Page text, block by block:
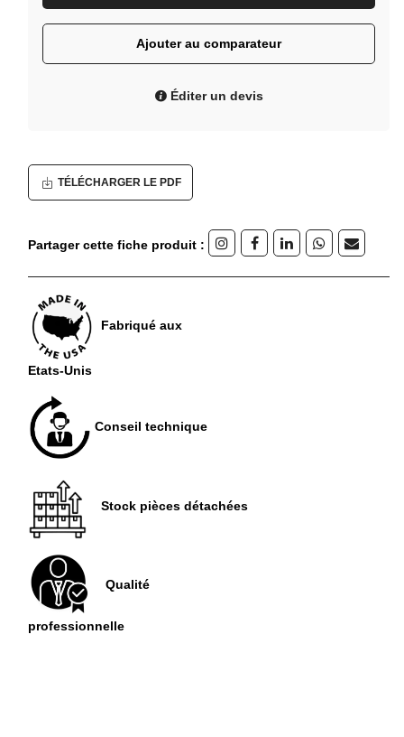
Ajouter au comparateur
Éditer un devis
TÉLÉCHARGER LE PDF
Partager cette fiche produit :
Fabriqué aux
Etats-Unis
Conseil technique
Stock pièces détachées
Qualité
professionnelle